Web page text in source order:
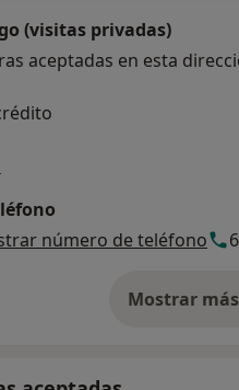
(visitas privadas)
aceptadas en esta
número de teléfono
Mostrar